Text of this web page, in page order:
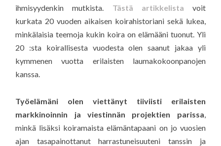
ihmisyydenkin mutkista. Tästä artikkelista voit
kurkata 20 vuoden aikaisen koirahistoriani sekä lukea,
minkälaisia teemoja kukin koira on elämääni tuonut. Yli
20 :sta koirallisesta vuodesta olen saanut jakaa yli
kymmenen vuotta erilaisten laumakokoonpanojen
kanssa.
Työelämäni olen viettänyt tiiviisti erilaisten
markkinoinnin ja viestinnän
projektien parissa
minkä lisäksi koiramaista elämäntapaani on jo vuosien
ajan tasapainottanut harrastuneisuuteni tanssin ja